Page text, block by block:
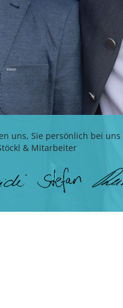
uns, Sie persönlich bei
& Mitarbeiter